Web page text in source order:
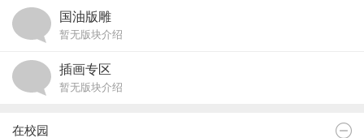
国油版雕
暂无版块介绍
插画专区
暂无版块介绍
在校园